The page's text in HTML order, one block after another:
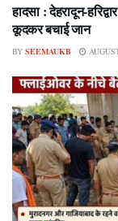
हादसा : देहरादून-
कूदकर बचाई जान
BY SEEMAUKB